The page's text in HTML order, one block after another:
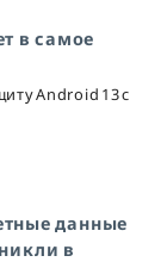
в самое
Android 13 с
данные
в